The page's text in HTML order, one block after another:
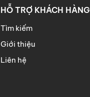
HỖ TRỢ KHÁCH HÀNG
Tìm kiếm
Giới thiệu
Liên hệ